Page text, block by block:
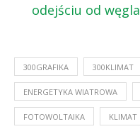
odejściu od węgla
300GRAFIKA 300KLIMAT
ENERGETYKA WIATROWA
FOTOWOLTAIKA KLIMAT